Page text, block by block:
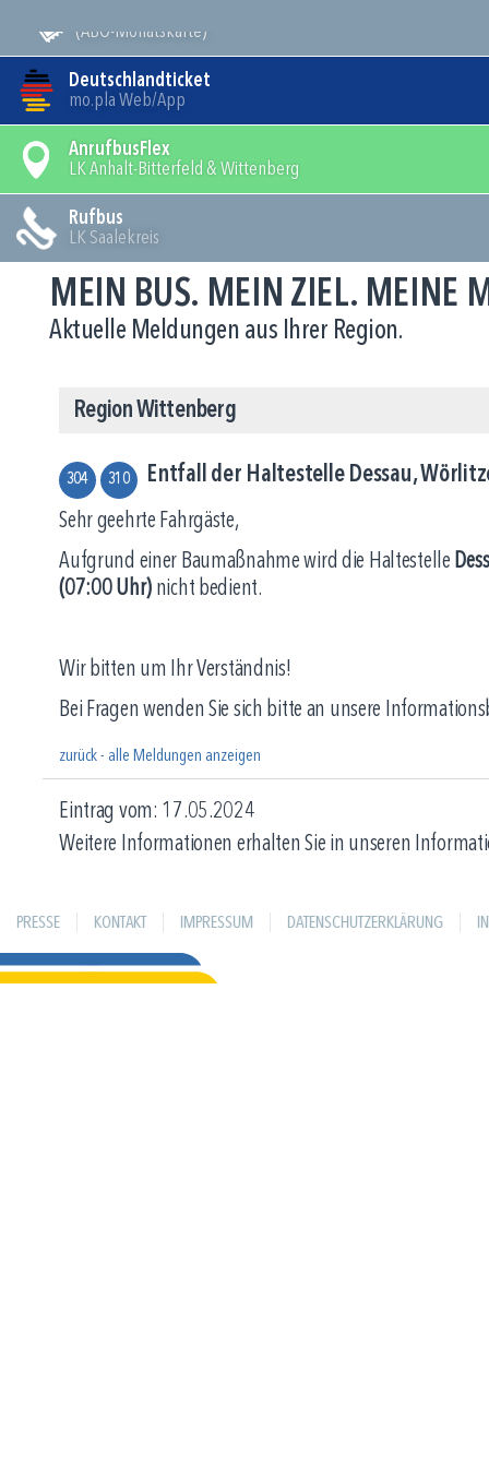
(ABO-Monatskarte)
Deutschlandticket
mo.pla Web/App
AnrufbusFlex
LK Anhalt-Bitterfeld & Wittenberg
Rufbus
LK Saalekreis
MEIN BUS. MEIN ZIEL. MEINE
Aktuelle Meldungen aus Ihrer Region.
Region Wittenberg
304 310 Entfall der Haltestelle Dessau,
Sehr geehrte Fahrgäste,
Aufgrund einer Baumaßnahme wird die Haltestelle
(07:00 Uhr) nicht bedient.
Wir bitten um Ihr Verständnis!
Bei Fragen wenden Sie sich bitte an unsere
zurück - alle Meldungen anzeigen
Eintrag vom: 17.05.2024
Weitere Informationen erhalten Sie in unseren
PRESSE KONTAKT IMPRESSUM DATENSCHUTZERKLÄRUNG